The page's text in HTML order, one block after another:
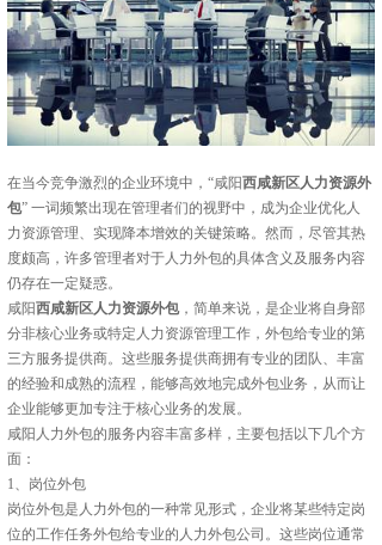
在当今竞争激烈的企业环境中，“咸阳西咸新区人力资源外
包” 一词频繁出现在管理者们的视野中，成为企业优化人
力资源管理、实现降本增效的关键策略。然而，尽管其热
度颇高，许多管理者对于人力外包的具体含义及服务内容
仍存在一定疑惑。
咸阳西咸新区人力资源外包，简单来说，是企业将自身部
分非核心业务或特定人力资源管理工作，外包给专业的第
三方服务提供商。这些服务提供商拥有专业的团队、丰富
的经验和成熟的流程，能够高效地完成外包业务，从而让
企业能够更加专注于核心业务的发展。
咸阳人力外包的服务内容丰富多样，主要包括以下几个方
面：
1、岗位外包
岗位外包是人力外包的一种常见形式，企业将某些特定岗
位的工作任务外包给专业的人力外包公司。这些岗位通常